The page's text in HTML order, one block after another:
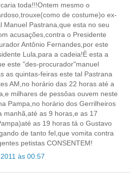
toda!!!Ontem mesmo o
de costume)o ex-
Manuel Pastrana,que esta no seu
acusações,contra o Presidente
Antônio Fernandes,por este
Lula,para a cadeia!È esta a
este "des-procurador"manuel
as quintas-feiras este tal Pastrana
AM,no horário das 22 horas até a
milhares de pessôas ouvem neste
Pampa,no horário dos Gerrilheiros
manhã,até as 9 horas,e as 17
as 19 horas tá o Gustavo
de tanto fel,que vomita contra
petistas CONSENTEM!
às 00:57